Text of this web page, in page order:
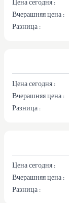
Цена сегодня :
Вчерашняя цена :
Разница :
Цена сегодня :
Вчерашняя цена :
Разница :
Цена сегодня :
Вчерашняя цена :
Разница :